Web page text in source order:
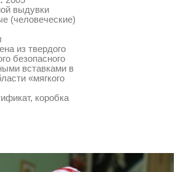
выдувки
(человеческие)
из твердого
безопасного
вставками в
«мягкого
коробка